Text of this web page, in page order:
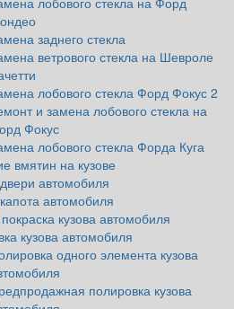
заднего стекла
ветрового стекла на Шевроле
лобового стекла Форд Фокус 2
и замена лобового стекла на
Фокус
лобового стекла Форда Куга
вмятин на кузове
автомобиля
автомобиля
кузова автомобиля
кузова автомобиля
одного элемента кузова
полировка кузова